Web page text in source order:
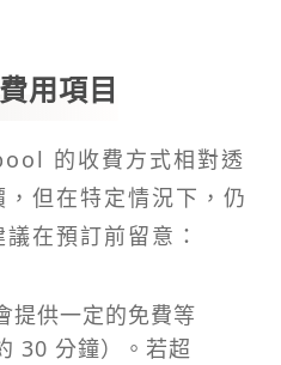
用項目
的收費方式相對透
但在特定情況下，仍
在預訂前留意：
提供一定的免費等
30 分鐘）。若超